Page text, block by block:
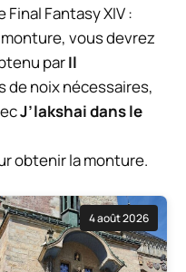
Fantasy XIV :
vous devrez
parIl
de noix nécessaires,
J’lakshai dans le
obtenir la monture.
4 août 2026